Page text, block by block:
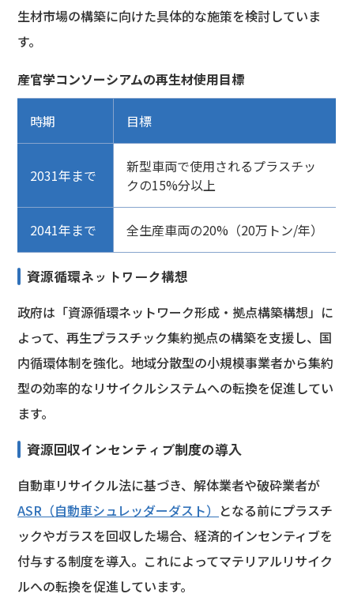
生材市場の構築に向けた具体的な施策を検討していま
す。
産官学コンソーシアムの再生材使用目標
時期 目標
2031年まで
新型車両で使用されるプラスチッ
クの15%分以上
2041年まで 全生産車両の20%（20万トン/年）
資源循環ネットワーク構想
政府は「資源循環ネットワーク形成・拠点構築構想」に
よって、再生プラスチック集約拠点の構築を支援し、国
内循環体制を強化。地域分散型の小規模事業者から集約
型の効率的なリサイクルシステムへの転換を促進してい
ます。
資源回収インセンティブ制度の導入
自動車リサイクル法に基づき、解体業者や破砕業者が
ASR（自動車シュレッダーダスト） となる前にプラスチ
ックやガラスを回収した場合、経済的インセンティブを
付与する制度を導入。これによってマテリアルリサイク
ルへの転換を促進しています。